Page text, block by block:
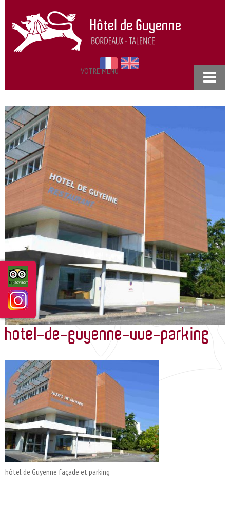
VOTRE MENU
RESTAURANT
SÉMINAIRES
TARIFS
PRATIQUE
ACCÈS & CONTACT
POLITIQUE DE CONFIDENTIALITÉ
GUIDE DES SERVICES/ROOM DIRECTORY
ACTUALITÉS
hotel-de-guyenne-vue-parking
hôtel de Guyenne façade et parking